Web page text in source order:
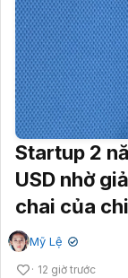
Startup 2
USD nhờ
chai của
Mỹ Lệ ✔
12 giờ trước